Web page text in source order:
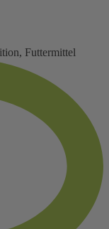
Futtermittel